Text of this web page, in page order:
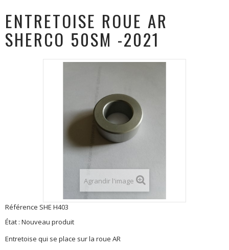
ENTRETOISE ROUE AR
SHERCO 50SM -2021
Agrandir l'image
Référence SHE H403
État : Nouveau produit
Entretoise qui se place sur la roue AR